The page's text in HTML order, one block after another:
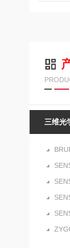
三维光